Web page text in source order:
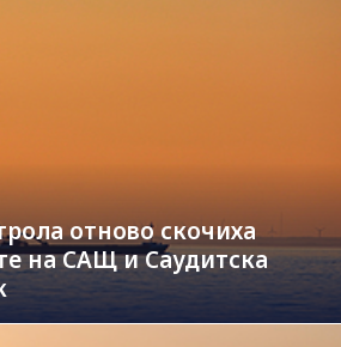
отново скочиха
на САЩ и Саудитска